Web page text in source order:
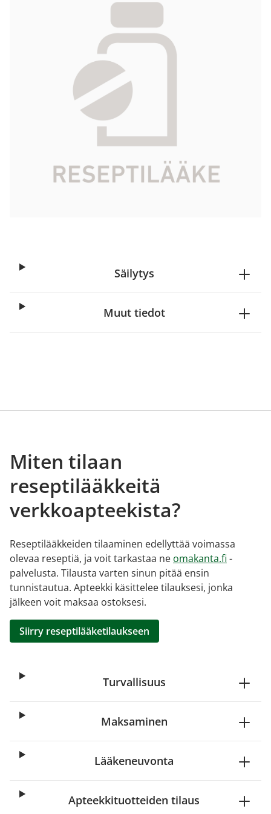
158341
Vaikuttava aine epirubisiinihydrokloridi
100 ml
Medac GmbH
Tarkista Kela-korvattavuus
Säilytys
Muut tiedot
Miten tilaan
reseptilääkkeitä
verkkoapteekista?
Reseptilääkkeiden tilaaminen edellyttää voimassa
olevaa reseptiä, ja voit tarkastaa ne omakanta.fi -
palvelusta. Tilausta varten sinun pitää ensin
tunnistautua. Apteekki käsittelee tilauksesi, jonka
jälkeen voit maksaa ostoksesi.
Siirry reseptilääketilaukseen
Turvallisuus
Maksaminen
Lääkeneuvonta
Apteekkituotteiden tilaus